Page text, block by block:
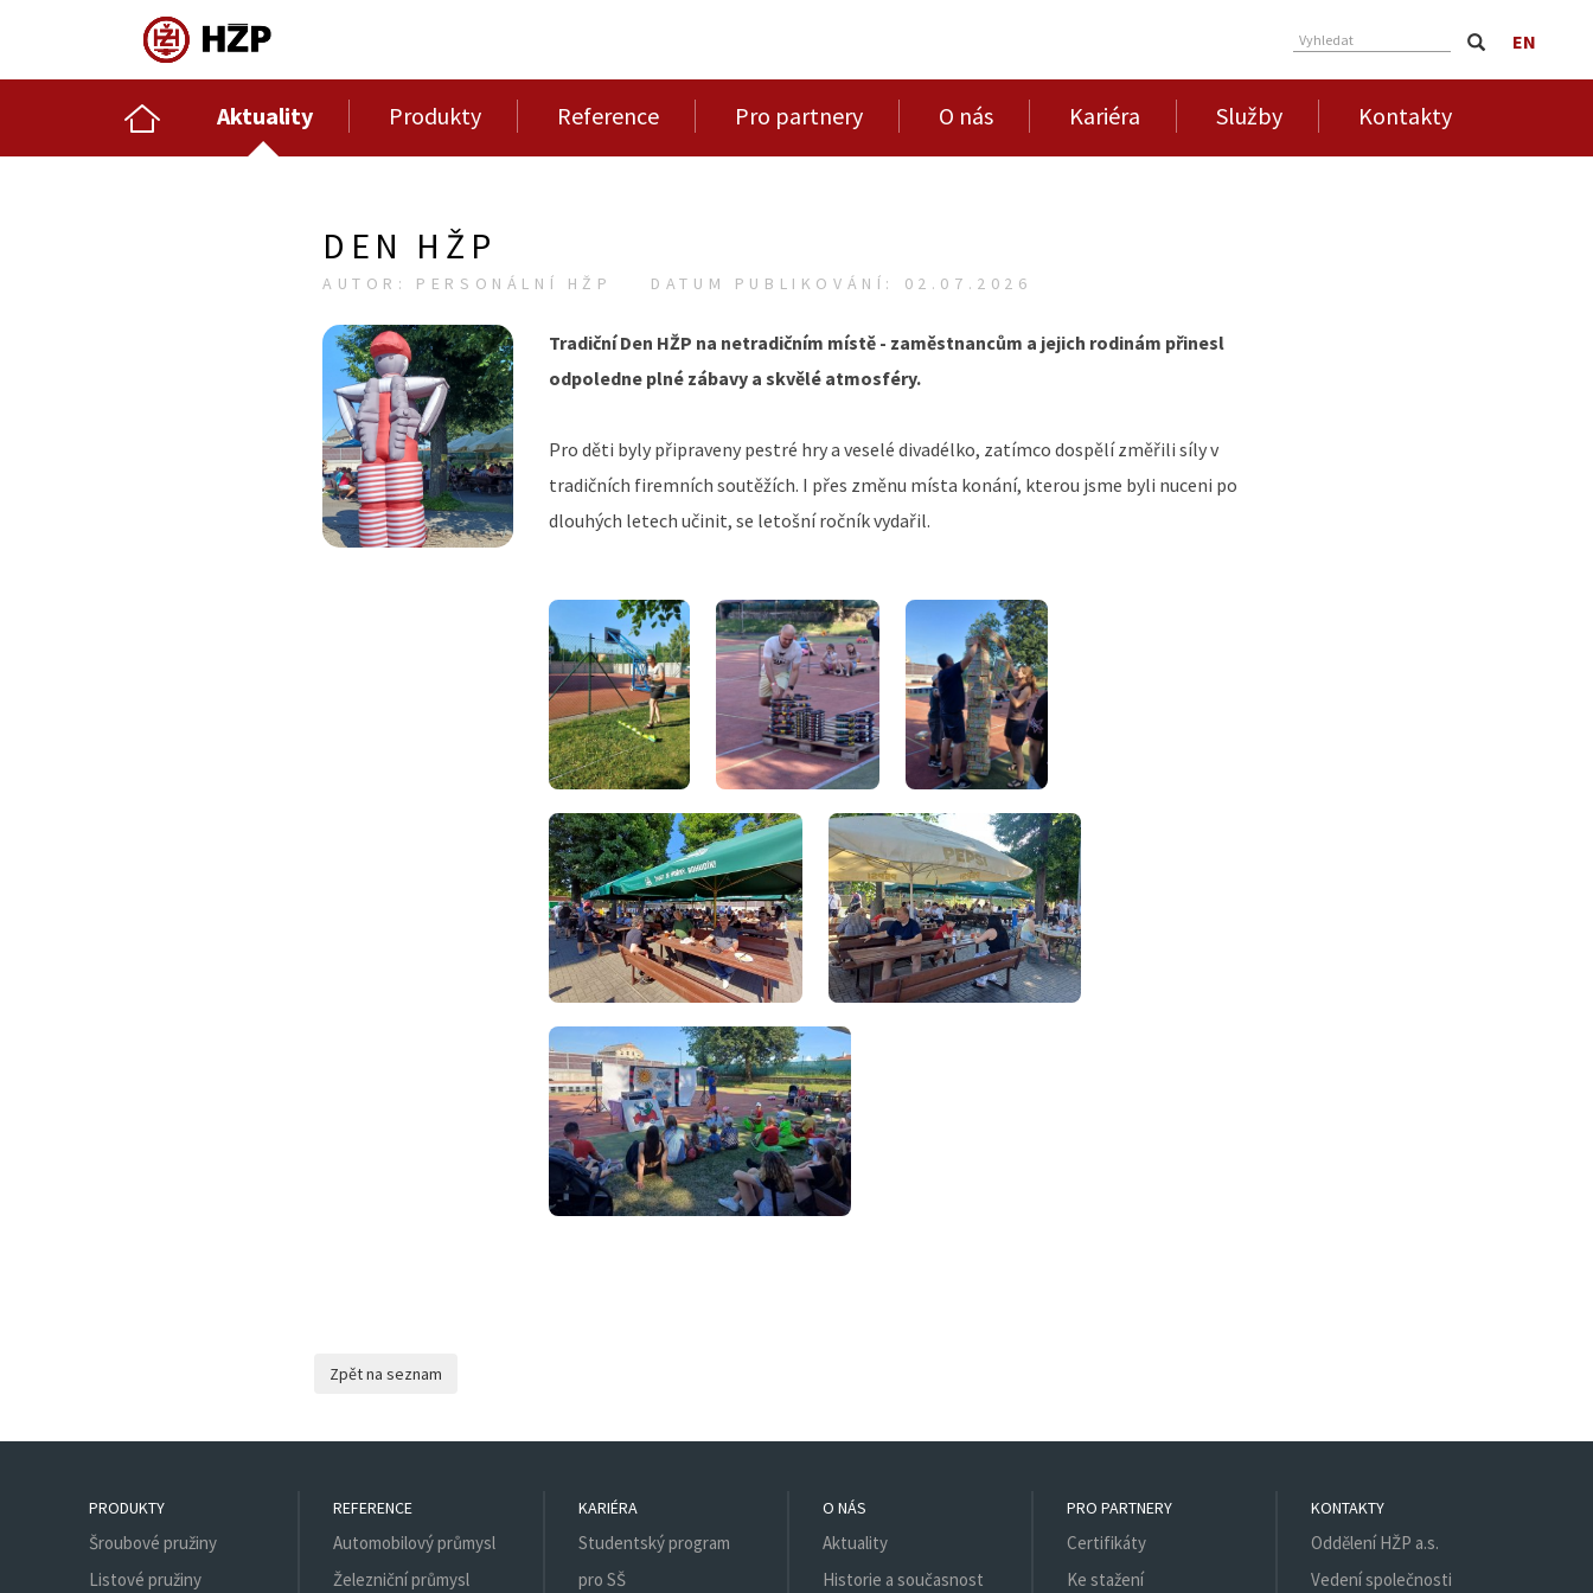
Vyhledat
EN
Aktuality Produkty Reference Pro partnery O nás Kariéra Služby Kontakty
DEN HŽP
AUTOR: PERSONÁLNÍ HŽP DATUM PUBLIKOVÁNÍ: 02.07.2026
Tradiční Den HŽP na netradičním místě - zaměstnancům a jejich rodinám přinesl
odpoledne plné zábavy a skvělé atmosféry.
Pro děti byly připraveny pestré hry a veselé divadélko, zatímco dospělí změřili síly v
tradičních firemních soutěžích. I přes změnu místa konání, kterou jsme byli nuceni po
dlouhých letech učinit, se letošní ročník vydařil.
PRODUKTY
Šroubové pružiny
Listové pružiny
REFERENCE
Automobilový průmysl
Železniční průmysl
KARIÉRA
Studentský program
pro SŠ
O NÁS
Aktuality
Historie a současnost
PRO PARTNERY
Certifikáty
Ke stažení
KONTAKTY
Oddělení HŽP a.s.
Vedení společnosti